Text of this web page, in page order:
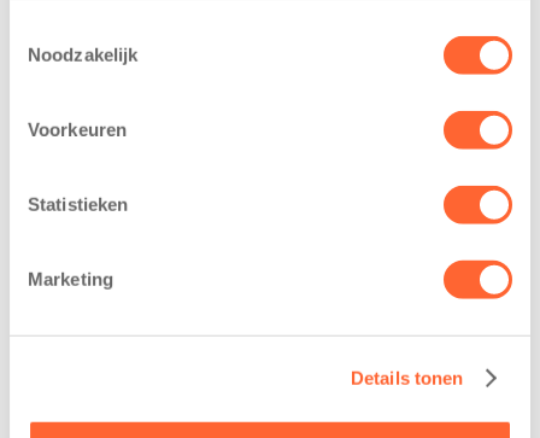
Noodzakelijk
Voorkeuren
Statistieken
Marketing
Details tonen
Kids First
belangrijke stap
realisatie van een
de wijk Wiarda in
deelnemers van
Noord-Nederland
Kinderopvang is
naamsponsor